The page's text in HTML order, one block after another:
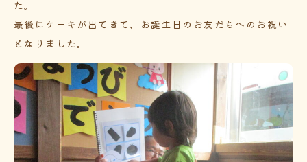
た。
最後にケーキが出てきて、お誕生日のお友だちへのお祝い
となりました。